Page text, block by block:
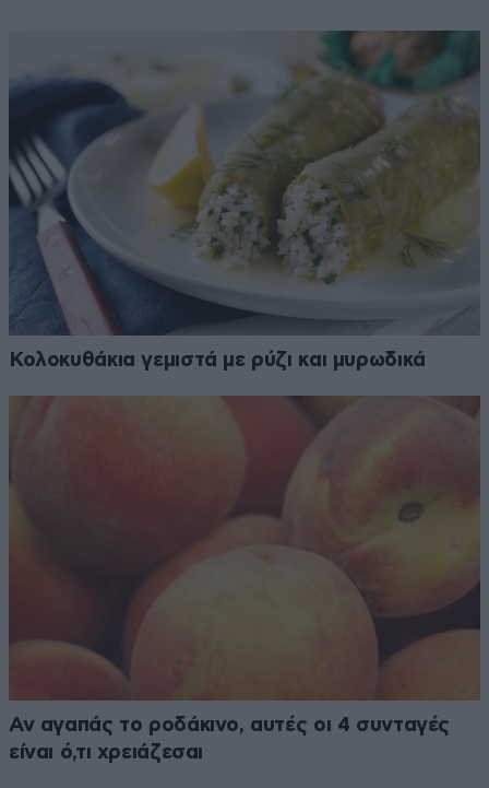
Κολοκυθάκια γεμιστά με ρύζι και μυρωδικά
Αν αγαπάς το ροδάκινο, αυτές οι 4 συνταγές
είναι ό,τι χρειάζεσαι